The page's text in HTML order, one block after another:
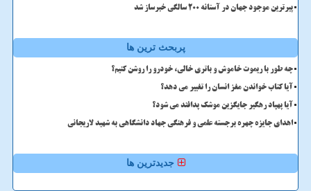
پیرترین موجود جهان در آستانه ۲۰۰ سالگی خبرساز شد
پربحث ترین ها
چه طور با ریموت خاموش و باتری خالی، خودرو را روشن کنیم؟
آیا کتاب خواندن مغز انسان را تغییر می دهد؟
آیا پهپاد رهگیر جایگزین موشک پدافند می شود؟
اهدای جایزه چهره برجسته علمی و فرهنگی جهاد دانشگاهی به شهید لاریجانی
جدیدترین ها